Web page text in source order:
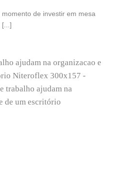
de investir em mesa
[...]